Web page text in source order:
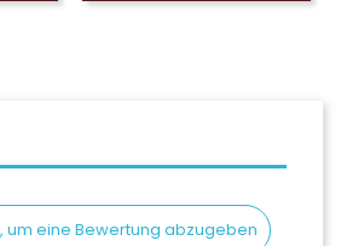
um eine Bewertung abzugeben